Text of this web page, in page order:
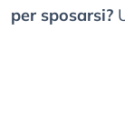
per sposarsi?